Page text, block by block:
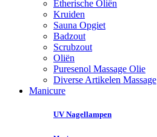
Etherische Oliën
Kruiden
Sauna Opgiet
Badzout
Scrubzout
Oliën
Puresenol Massage Olie
Diverse Artikelen Massage
Manicure
UV Nagellampen